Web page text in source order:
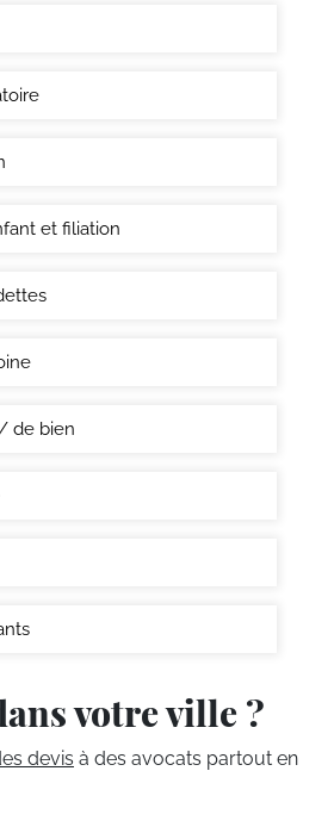
et filiation
de bien
votre ville ?
devis à des avocats partout en